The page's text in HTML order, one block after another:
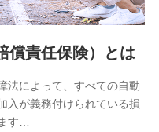
て
内において個人情報の取
償責任保険）とは
法によって、すべての自動
入が義務付けられている損
す…